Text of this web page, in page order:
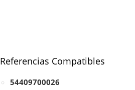
Referencias Compatibles
54409700026